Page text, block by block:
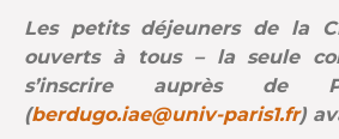
Les petits déjeuners de la
ouverts à tous – la seule
s’inscrire auprès de
(berdugo.iae@univ-paris1.fr)